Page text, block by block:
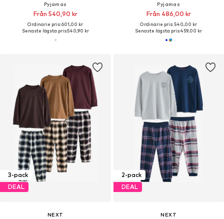
Pyjamas
Från 540,90 kr
Ordinarie pris: 601,00 kr
Senaste lägsta pris:540,90 kr
Pyjamas
Från 486,00 kr
Ordinarie pris: 540,00 kr
Senaste lägsta pris:459,00 kr
3-pack
DEAL
NEXT
2-pack
DEAL
NEXT